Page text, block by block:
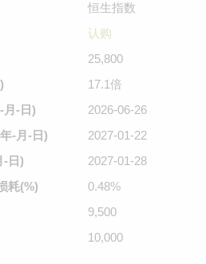
恒生指数
认购
25,800
17.1倍
月-日)
2026-06-26
-月-日)
2027-01-22
-日)
2027-01-28
耗(%)
0.48%
9,500
10,000